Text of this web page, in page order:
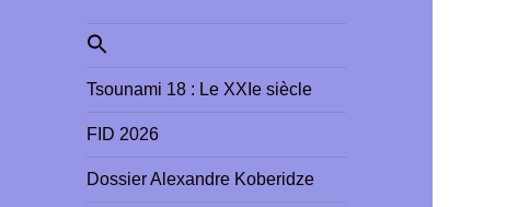
Search
for:
Tsounami 18 : Le XXIe siècle
FID 2026
Dossier Alexandre Koberidze